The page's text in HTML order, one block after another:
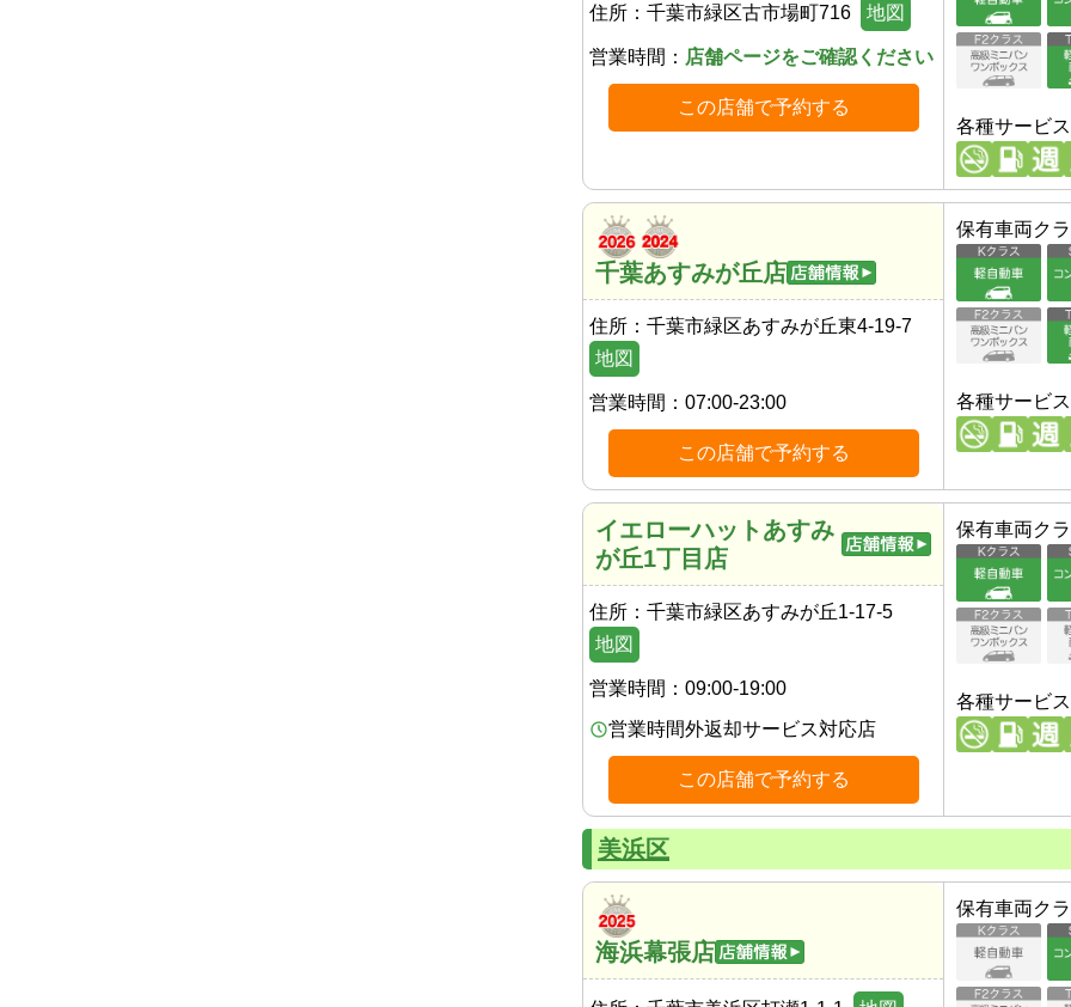
住所： 千葉市緑区古市場町716 地図
営業時間： 店舗ページをご確認ください
この店舗で予約する
各種サービス
千葉あすみが丘店
住所： 千葉市緑区あすみが丘東4-19-7
地図
営業時間： 07:00-23:00
この店舗で予約する
保有車両ク
各種サービス
イエローハットあすみ
が丘1丁目店
住所： 千葉市緑区あすみが丘1-17-5
地図
営業時間： 09:00-19:00
営業時間外返却サービス対応店
この店舗で予約する
保有車両ク
各種サービス
美浜区
海浜幕張店
保有車両ク